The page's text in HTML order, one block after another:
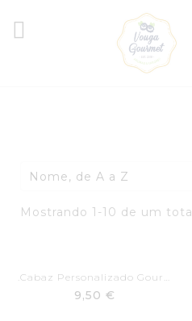

Nome, de A a Z
Mostrando 1-10 de um
9,50 €